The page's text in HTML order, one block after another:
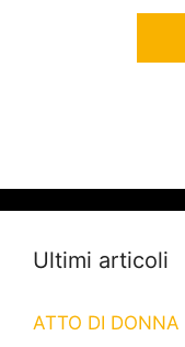
Ultimi articoli
ATTO DI DONNA